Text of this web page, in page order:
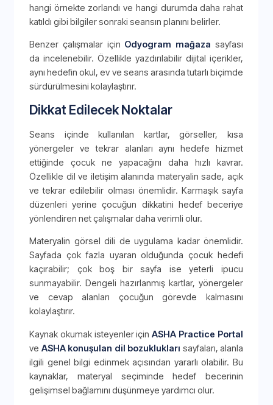
hangi örnekte zorlandı ve hangi durumda daha rahat
katıldı gibi bilgiler sonraki seansın planını belirler.
Benzer çalışmalar için Odyogram mağaza sayfası
da incelenebilir. Özellikle yazdırılabilir dijital içerikler,
aynı hedefin okul, ev ve seans arasında tutarlı biçimde
sürdürülmesini kolaylaştırır.
Dikkat Edilecek Noktalar
Seans içinde kullanılan kartlar, görseller, kısa
yönergeler ve tekrar alanları aynı hedefe hizmet
ettiğinde çocuk ne yapacağını daha hızlı kavrar.
Özellikle dil ve iletişim alanında materyalin sade, açık
ve tekrar edilebilir olması önemlidir. Karmaşık sayfa
düzenleri yerine çocuğun dikkatini hedef beceriye
yönlendiren net çalışmalar daha verimli olur.
Materyalin görsel dili de uygulama kadar önemlidir.
Sayfada çok fazla uyaran olduğunda çocuk hedefi
kaçırabilir; çok boş bir sayfa ise yeterli ipucu
sunmayabilir. Dengeli hazırlanmış kartlar, yönergeler
ve cevap alanları çocuğun görevde kalmasını
kolaylaştırır.
Kaynak okumak isteyenler içinASHA Practice Portal
ve ASHA konuşulan dil bozuklukları sayfaları, alanla
ilgili genel bilgi edinmek açısından yararlı olabilir. Bu
kaynaklar, materyal seçiminde hedef becerinin
gelişimsel bağlamını düşünmeye yardımcı olur.